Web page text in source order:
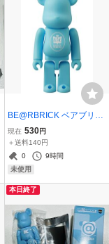
BE@RBRICK ベアブリッ
ク シリーズ51 ★MEDICO
M TOY TOKYO／ノベルテ
ィー
現在 530円
＋送料140円
0
9時間
未使用
本日終了